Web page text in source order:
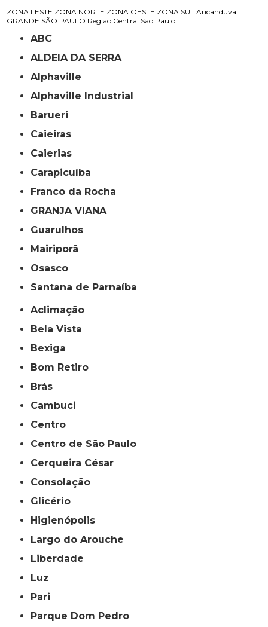
ZONA LESTE ZONA NORTE ZONA OESTE ZONA SUL Aricanduva
GRANDE SÃO PAULO Região Central São Paulo
ABC
ALDEIA DA SERRA
Alphaville
Alphaville Industrial
Barueri
Caieiras
Caierias
Carapicuíba
Franco da Rocha
GRANJA VIANA
Guarulhos
Mairiporã
Osasco
Santana de Parnaíba
Aclimação
Bela Vista
Bexiga
Bom Retiro
Brás
Cambuci
Centro
Centro de São Paulo
Cerqueira César
Consolação
Glicério
Higienópolis
Largo do Arouche
Liberdade
Luz
Pari
Parque Dom Pedro